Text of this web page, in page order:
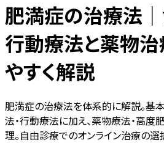
肥満症の治療法｜
行動療法と薬物
やすく解説
肥満症の治療法を体系的に解説。基
法・行動療法に加え、薬物療法・高
理。自由診療でのオンライン治療の選